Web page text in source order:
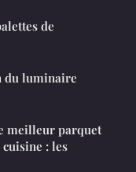
de
du luminaire
meilleur parquet
: les